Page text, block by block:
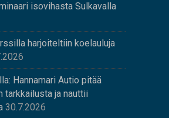
isovihasta Sulkavalla
harjoiteltiin koelauluja
Hannamari Autio pitää
tarkkailusta ja nauttii
30.7.2026